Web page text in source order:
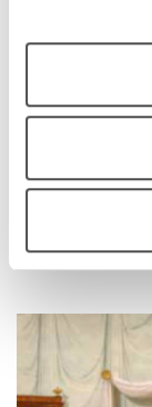
Le sembianze
Vita di
Ascolta